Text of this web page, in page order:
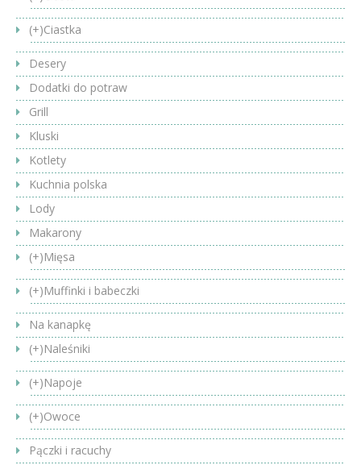
(+)Ciastka
Desery
Dodatki do potraw
Grill
Kluski
Kotlety
Kuchnia polska
Lody
Makarony
(+)Mięsa
(+)Muffinki i babeczki
Na kanapkę
(+)Naleśniki
(+)Napoje
(+)Owoce
Pączki i racuchy